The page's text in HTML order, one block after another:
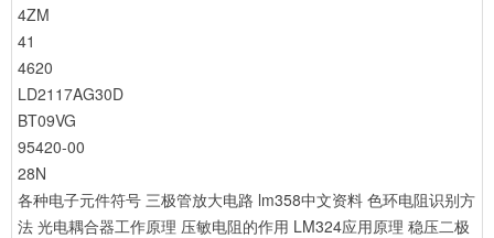
4ZM
41
4620
LD2117AG30D
BT09VG
95420-00
28N
各种电子元件符号 三极管放大电路 lm358中文资料 色环电阻识别方
法 光电耦合器工作原理 压敏电阻的作用 LM324应用原理 稳压二极